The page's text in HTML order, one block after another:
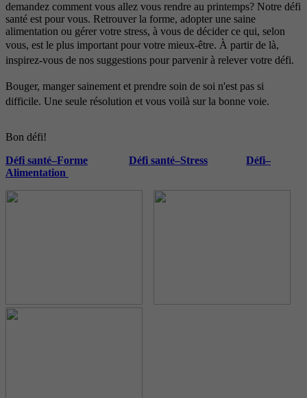
demandez comment vous allez vous rendre au printemps? Notre défi
santé est pour vous. Retrouver la forme, adopter une saine
alimentation ou gérer votre stress, à vous de décider ce qui, selon
vous, est le plus important pour votre mieux-être. À partir de là,
inspirez-vous de nos suggestions pour parvenir à relever votre défi.
Bouger, manger sainement et prendre soin de soi n'est pas si
difficile. Une seule résolution et vous voilà sur la bonne voie.
Bon défi!
Défi santé–Forme
Défi santé–Stress Défi–
Alimentation